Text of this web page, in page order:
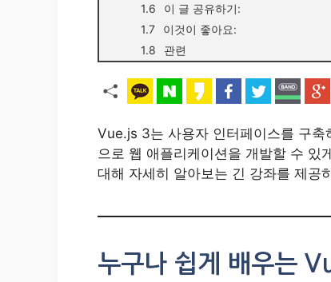
이 글 공유하기:
이것이 좋아요:
관련
Vue.js 3는 사용자 인터페이스를 구축
으로 웹 애플리케이션을 개발할 수
대해 자세히 알아보는 긴 강좌를 제공
누구나 쉽게 배우는